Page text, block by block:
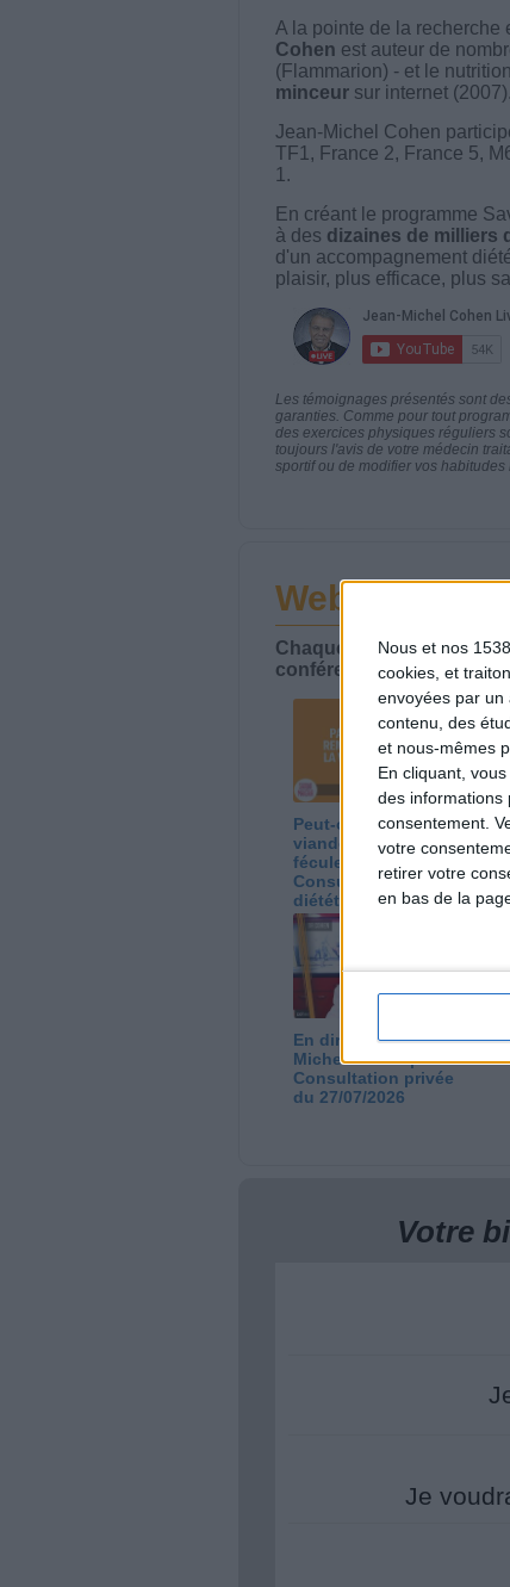
Nous et nos 1538
cookies, et
envoyées par un
contenu, des
et nous-mêmes
En cliquant,
des informations
consentement.
votre
retirer votre
en bas de la
A la pointe de la recherche
Cohen est auteur de
(Flammarion) - et le
minceursur internet (2007).
Jean-Michel Cohen
TF1, France 2, France 5,
1.
En créant le programme
à des dizaines de milliers
d'un accompagnement
plaisir, plus efficace, plus
Les témoignages présentés sont
garanties. Comme pour tout
des exercices physiques réguliers
toujours l'avis de votre médecin
sportif ou de modifier vos habitudes
Webinaires
Chaque semaine, posez
conférences avec Jean-
Peut-on remplacer la
viande par des
féculents ?
Consultation
diététique du
05/08/2026
En direct avec Jean-
Michel Cohen |
Consultation privée
du 27/07/2026
Votre
Je